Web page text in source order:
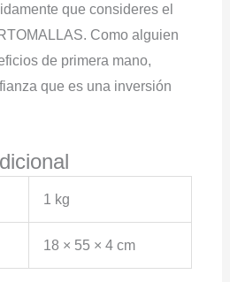
que consideres el
Como alguien
de primera mano,
que es una inversión
1 kg
18 × 55 × 4 cm